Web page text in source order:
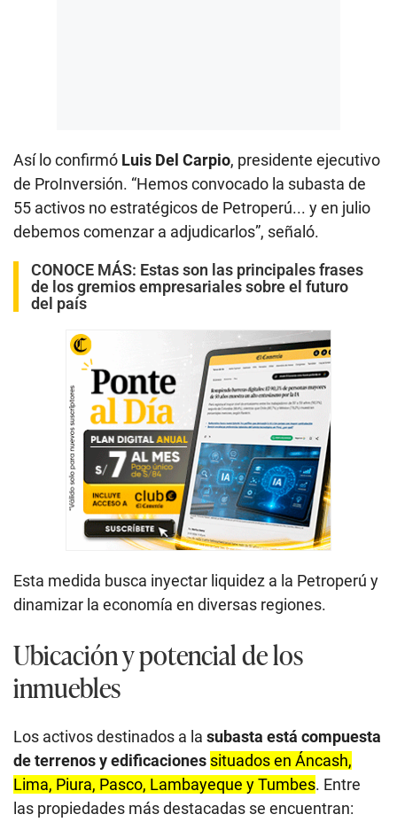
Así lo confirmó Luis Del Carpio, presidente ejecutivo
de ProInversión. “Hemos convocado la subasta de
55 activos no estratégicos de Petroperú... y en julio
debemos comenzar a adjudicarlos”, señaló.
CONOCE MÁS: Estas son las principales frases
de los gremios empresariales sobre el futuro
del país
Esta medida busca inyectar liquidez a la Petroperú y
dinamizar la economía en diversas regiones.
Ubicación y potencial de los
inmuebles
Los activos destinados a la subasta está compuesta
de terrenos y edificaciones situados en Áncash,
Lima, Piura, Pasco, Lambayeque y Tumbes. Entre
las propiedades más destacadas se encuentran: